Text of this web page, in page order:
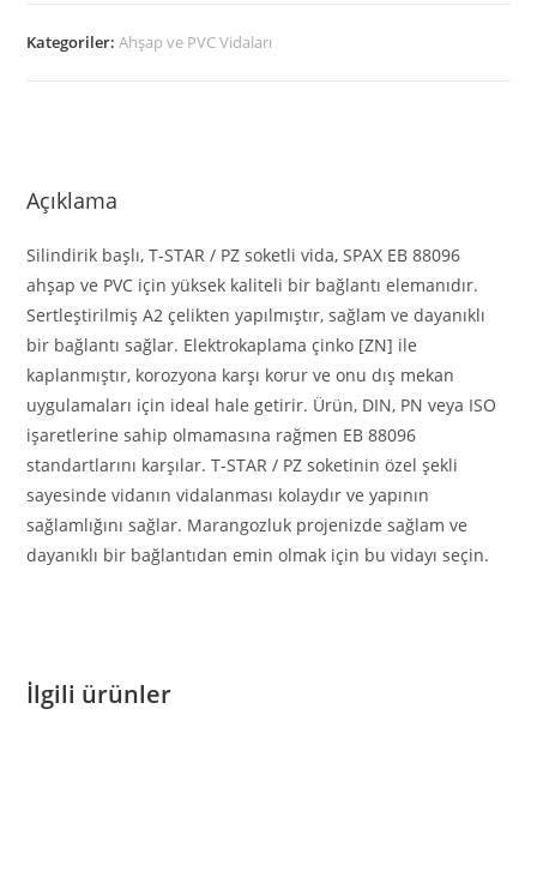
Kategoriler:Ahşap ve PVC Vidaları
Açıklama
Silindirik başlı, T-STAR / PZ soketli vida, SPAX EB 88096
ahşap ve PVC için yüksek kaliteli bir bağlantı elemanıdır.
Sertleştirilmiş A2 çelikten yapılmıştır, sağlam ve dayanıklı
bir bağlantı sağlar. Elektrokaplama çinko [ZN] ile
kaplanmıştır, korozyona karşı korur ve onu dış mekan
uygulamaları için ideal hale getirir. Ürün, DIN, PN veya ISO
işaretlerine sahip olmamasına rağmen EB 88096
standartlarını karşılar. T-STAR / PZ soketinin özel şekli
sayesinde vidanın vidalanması kolaydır ve yapının
sağlamlığını sağlar. Marangozluk projenizde sağlam ve
dayanıklı bir bağlantıdan emin olmak için bu vidayı seçin.
İlgili ürünler